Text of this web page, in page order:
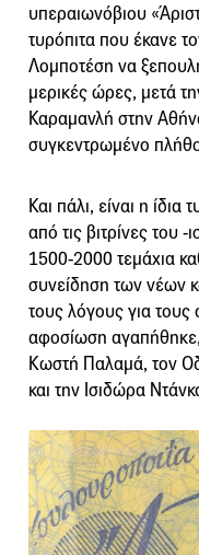
υπεραιωνόβιου
τυρόπιτα που έκανε
Λομποτέση να
μερικές ώρες, μετά
Καραμανλή στην
συγκεντρωμένο
Και πάλι, είναι η
από τις βιτρίνες του
1500-2000 τεμάχια
συνείδηση των νέων
τους λόγους για τους
αφοσίωση
Κωστή Παλαμά, τον
και την Ισιδώρα